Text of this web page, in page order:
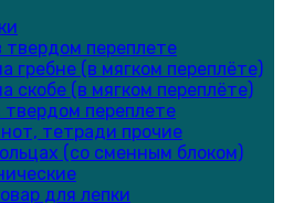
переплете
гребне (в мягком переплёте)
скобе (в мягком переплёте)
переплете
тетради прочие
(со сменным блоком)
для лепки